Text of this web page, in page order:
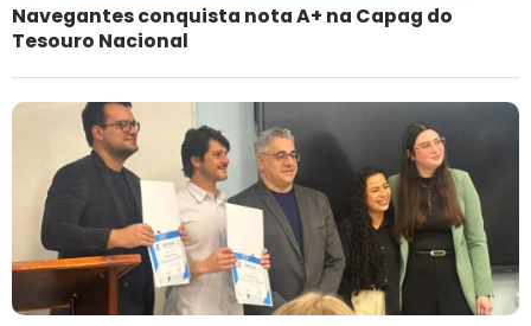
Navegantes conquista nota A+ na Capag do
Tesouro Nacional